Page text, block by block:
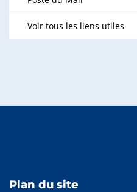
Voir tous les liens utiles
Plan du site